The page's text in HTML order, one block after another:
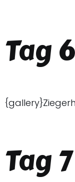
Tag 6
Tag 7